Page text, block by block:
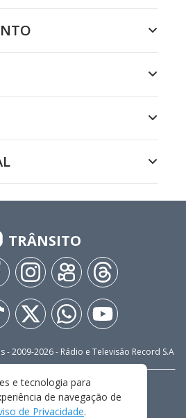
TRÂNSITO
- 2009-2026- Rádio e Televisão Record S.A
CONOSCO
PRIVACIDADE
E CONDIÇÕES DE USO
e tecnologia para
de navegação de
de Privacidade.